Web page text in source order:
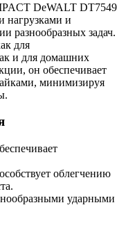
DeWALT DT7549
нагрузками и
разнообразных задач.
для
и для домашних
он обеспечивает
минимизируя
облегчению
ударными